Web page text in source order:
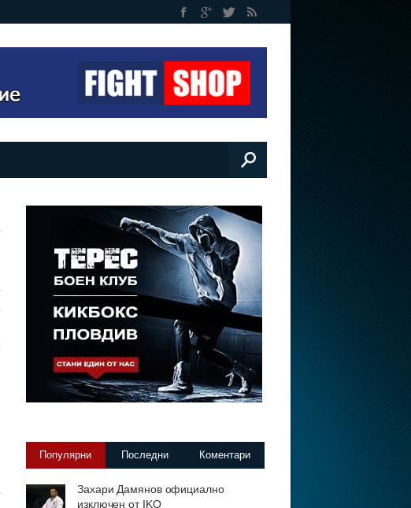
Популярни Последни Коментари
Захари Дамянов официално
изключен от IKO